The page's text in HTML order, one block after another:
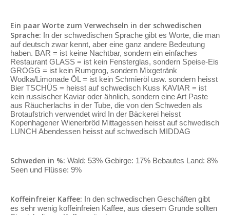
Ein paar Worte zum Verwechseln in der schwedischen
Sprache: In der schwedischen Sprache gibt es Worte, die man
auf deutsch zwar kennt, aber eine ganz andere Bedeutung
haben. BAR = ist keine Nachtbar, sondern ein einfaches
Restaurant GLASS = ist kein Fensterglas, sondern Speise-Eis
GROGG = ist kein Rumgrog, sondern Mixgetränk
Wodka/Limonade ÖL = ist kein Schmieröl usw. sondern heisst
Bier TSCHÜS = heisst auf schwedisch Kuss KAVIAR = ist
kein russischer Kaviar oder ähnlich, sondern eine Art Paste
aus Räucherlachs in der Tube, die von den Schweden als
Brotaufstrich verwendet wird In der Bäckerei heisst
Kopenhagener Wienerbröd Mittagessen heisst auf schwedisch
LUNCH Abendessen heisst auf schwedisch MIDDAG
Schweden in %: Wald: 53% Gebirge: 17% Bebautes Land: 8%
Seen und Flüsse: 9%
Koffeinfreier Kaffee: In den schwedischen Geschäften gibt
es sehr wenig koffeinfreien Kaffee, aus diesem Grunde sollten